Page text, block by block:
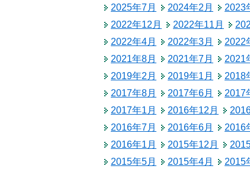
税金
ごみ・リサイクル
北相木村営バス
交通安全・防犯
移住
生涯学習
公民館
2025年7月
2024年2月 2023
2022年12月
2022年11月
2022年4月
2022年3月 2022
2021年8月
2021年7月 2021
2019年2月
2019年1月 2018
2017年8月
2017年6月 2017
2017年1月
2016年12月
2016年7月
2016年6月 2016
2016年1月
2015年12月
2015年5月
2015年4月 2015